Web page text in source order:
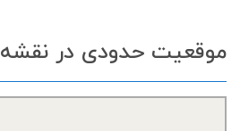
موقعیت حدودی در نقشه